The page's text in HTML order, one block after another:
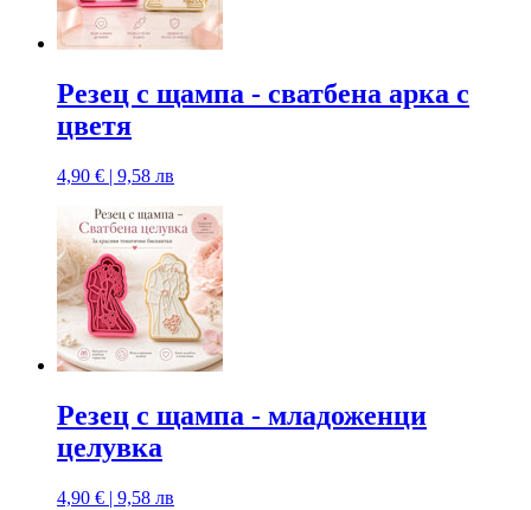
Резец с щампa - сватбена арка с
цветя
4,90 € | 9,58 лв
Резец с щампa - младоженци
целувка
4,90 € | 9,58 лв